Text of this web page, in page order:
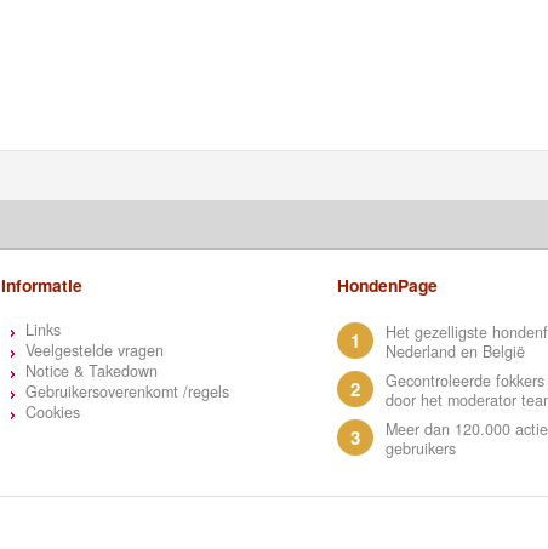
Informatie
Links
Veelgestelde vragen
Notice & Takedown
Gebruikersoverenkomt /regels
Cookies
HondenPage
1
Het gezelligste
Nederland en België
2
Gecontroleerde
door het moderator
3
Meer dan 120.000
gebruikers